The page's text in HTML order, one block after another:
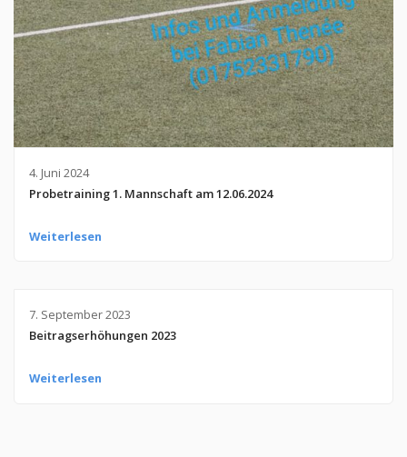
4. Juni 2024
Probetraining 1. Mannschaft am 12.06.2024
Weiterlesen
7. September 2023
Beitragserhöhungen 2023
Weiterlesen